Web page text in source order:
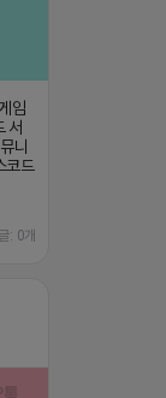
임
서
니
코드
: 0개